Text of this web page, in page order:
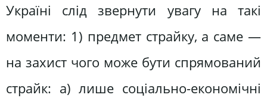
Україні слід звернути увагу на такі
моменти: 1) предмет страйку, а саме —
на захист чого може бути спрямований
страйк: а) лише соціально-економічні